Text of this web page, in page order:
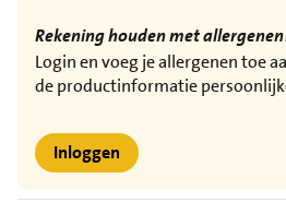
Rekening houden met
Login en voeg je allergenen toe
de productinformatie
Inloggen